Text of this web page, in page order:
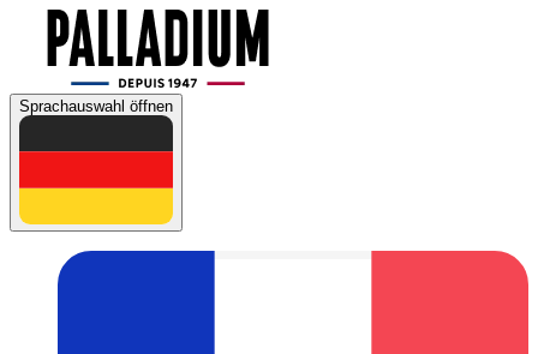
Sprachauswahl öffnen